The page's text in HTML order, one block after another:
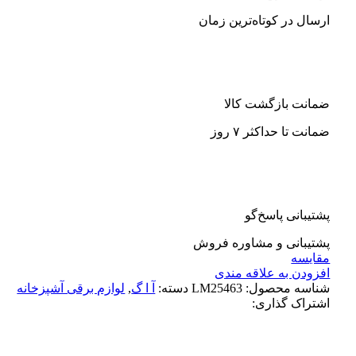
ارسال در کوتاه‌ترین زمان
ضمانت بازگشت کالا
ضمانت تا حداکثر ۷ روز
پشتیبانی پاسخ‌گو
پشتیبانی و مشاوره فروش
مقایسه
افزودن به علاقه مندی
شناسه محصول: LM25463 دسته: آ ا گ, لوازم برقی آشپزخانه
اشتراک گذاری: